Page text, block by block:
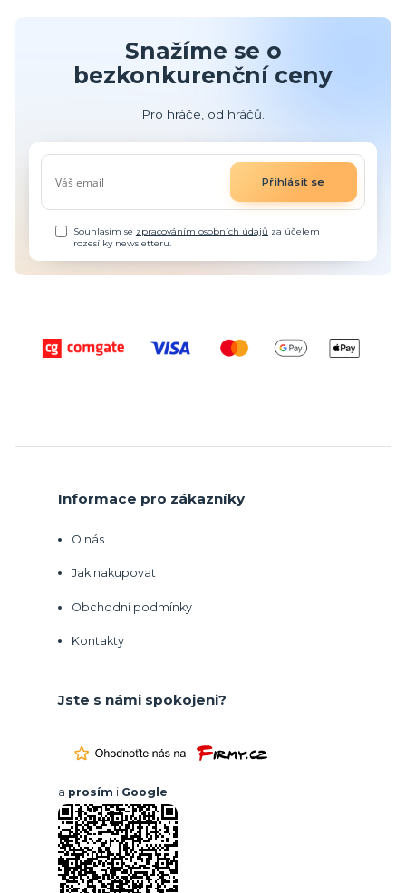
Snažíme se o
bezkonkurenční ceny
Pro hráče, od hráčů.
Přihlásit se
Souhlasím se zpracováním osobních údajů za účelem
rozesílky newsletteru.
Informace pro zákazníky
O nás
Jak nakupovat
Obchodní podmínky
Kontakty
Jste s námi spokojeni?
a prosím i Google